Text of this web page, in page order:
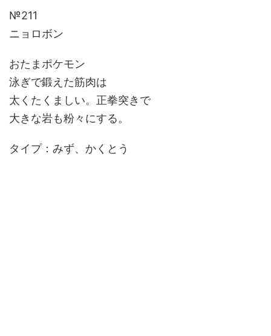
№211
ニョロボン
おたまポケモン
泳ぎで鍛えた筋肉は
太くたくましい。正拳突きで
大きな岩も粉々にする。
タイプ：みず、かくとう